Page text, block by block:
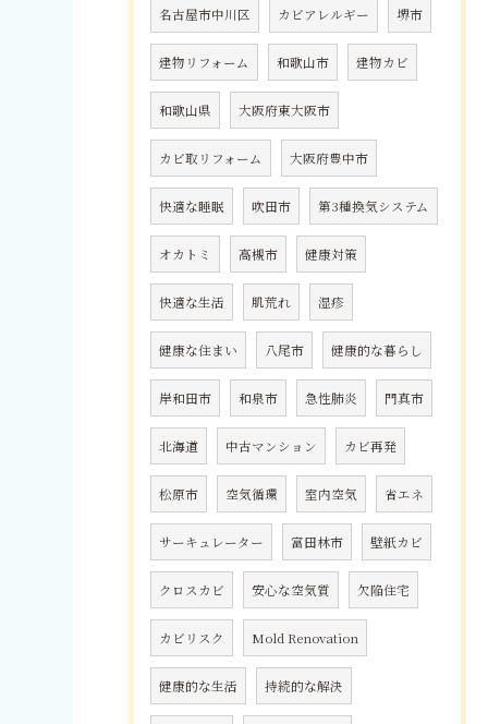
名古屋市中川区 カビアレルギー 堺市
建物リフォーム 和歌山市 建物カビ
和歌山県 大阪府東大阪市
カビ取リフォーム 大阪府豊中市
快適な睡眠 吹田市 第3種換気システム
オカトミ 高槻市 健康対策
快適な生活 肌荒れ 湿疹
健康な住まい 八尾市 健康的な暮らし
岸和田市 和泉市 急性肺炎 門真市
北海道 中古マンション カビ再発
松原市 空気循環 室内空気 省エネ
サーキュレーター 富田林市 壁紙カビ
クロスカビ 安心な空気質 欠陥住宅
カビリスク Mold Renovation
健康的な生活 持続的な解決